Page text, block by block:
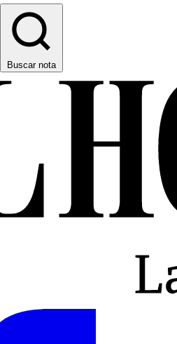
Buscar nota